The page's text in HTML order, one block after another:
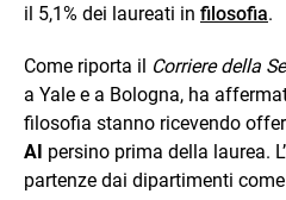
il 5,1% dei laureati in filosofia.
Come riporta il Corriere della
a Yale e a Bologna, ha
filosofia stanno ricevendo
AI persino prima della laurea.
partenze dai dipartimenti come